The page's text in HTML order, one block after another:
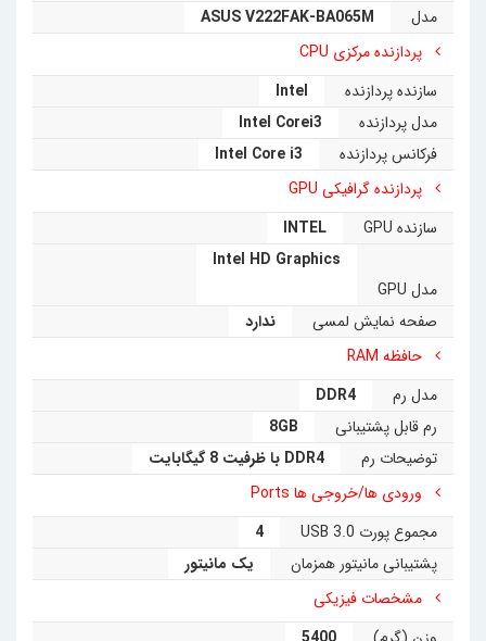
مدل
ASUS V222FAK-BA065M
پردازنده مرکزی CPU
سازنده پردازنده
Intel
مدل پردازنده
Intel Corei3
فرکانس پردازنده
Intel Core i3
پردازنده گرافیکی GPU
سازنده GPU
INTEL
مدل GPU
Intel HD Graphics
صفحه نمایش لمسی
ندارد
حافظه RAM
مدل رم
DDR4
رم قابل پشتیبانی
8GB
توضیحات رم
DDR4 با ظرفیت 8 گیگابایت
ورودی ها/خروجی ها Ports
مجموع پورت USB 3.0
4
پشتیبانی مانیتور همزمان
یک مانیتور
مشخصات فیزیکی